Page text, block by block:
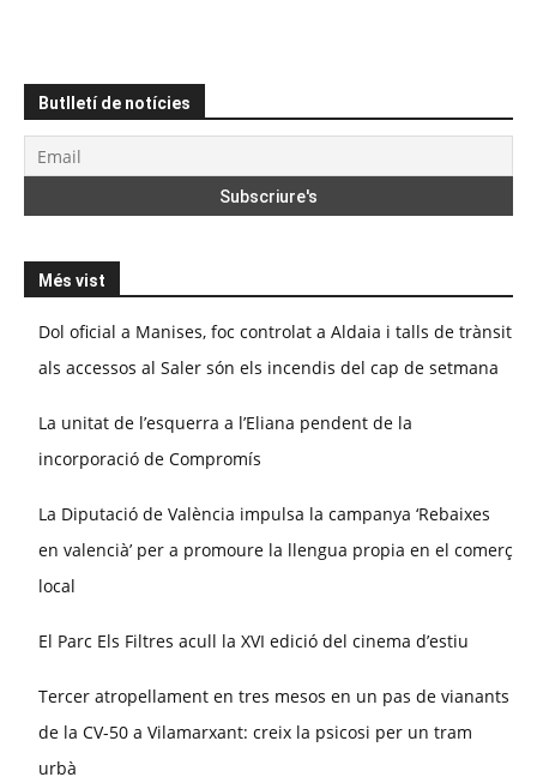
Butlletí de notícies
Més vist
Dol oficial a Manises, foc controlat a Aldaia i talls de trànsit
als accessos al Saler són els incendis del cap de setmana
La unitat de l’esquerra a l’Eliana pendent de la
incorporació de Compromís
La Diputació de València impulsa la campanya ‘Rebaixes
en valencià’ per a promoure la llengua propia en el comerç
local
El Parc Els Filtres acull la XVI edició del cinema d’estiu
Tercer atropellament en tres mesos en un pas de vianants
de la CV-50 a Vilamarxant: creix la psicosi per un tram
urbà